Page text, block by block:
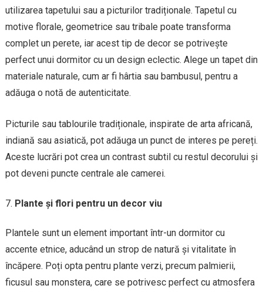
utilizarea tapetului sau a picturilor tradiționale. Tapetul cu
motive florale, geometrice sau tribale poate transforma
complet un perete, iar acest tip de decor se potrivește
perfect unui dormitor cu un design eclectic. Alege un tapet din
materiale naturale, cum ar fi hârtia sau bambusul, pentru a
adăuga o notă de autenticitate.
Picturile sau tablourile tradiționale, inspirate de arta africană,
indiană sau asiatică, pot adăuga un punct de interes pe pereți.
Aceste lucrări pot crea un contrast subtil cu restul decorului și
pot deveni puncte centrale ale camerei.
Plante și flori pentru un decor viu
Plantele sunt un element important într-un dormitor cu
accente etnice, aducând un strop de natură și vitalitate în
încăpere. Poți opta pentru plante verzi, precum palmierii,
ficusul sau monstera, care se potrivesc perfect cu atmosfera